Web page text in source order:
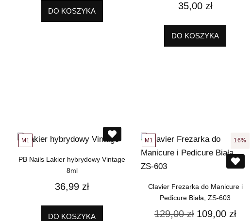
DO KOSZYKA 35,00 zł
DO KOSZYKA
M1
PB Nails Lakier hybrydowy Vintage
8ml
36,99 zł
DO KOSZYKA
16%
M1
Clavier Frezarka do Manicure i
Pedicure Biała, ZS-603
129,00zł 109,00 zł